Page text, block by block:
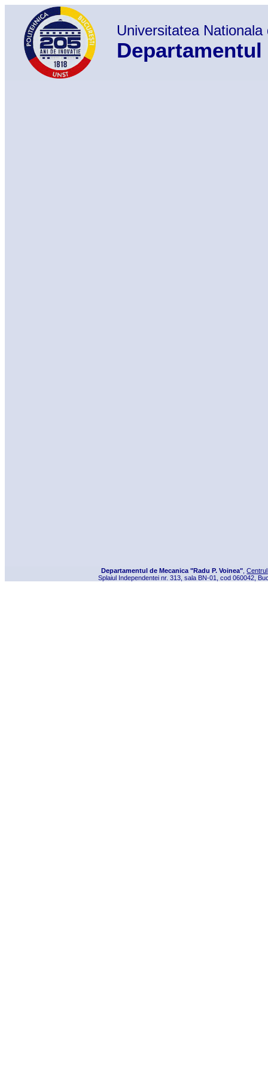
Universitatea
Departamentul
Departamentul de Mecanica "Radu P. Voinea" ,Centrul
Splaiul Independentei nr. 313, sala BN-01, cod 060042,